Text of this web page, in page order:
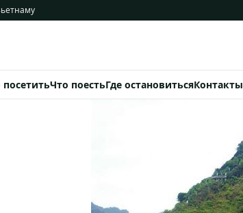
посетитьЧто поестьГде остановитьсяКонтакты